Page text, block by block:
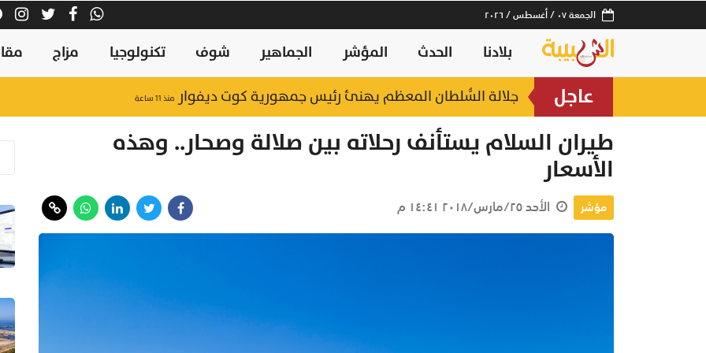
الجمعة ٠٧ / أغسطس / ٢٠٢٦
بلادنا الحدث المؤشر الجماهير شوف تكنولوجيا مزاج
عاجل جلالة السُّلطان المعظم يهنئ رئيس جمهورية كوت ديفوار منذ ١١ ساعة
بسبب عدم مطابقة المواصفات.. "حماية المستهلك" تُحيل محطة وقود بالداخلية
طيران السلام يستأنف رحلاته بين صلالة وصحار.. وهذه
الأسعار
مؤشر الأحد ٢٥/مارس/٢٠١٨ ١٤:٤١ م